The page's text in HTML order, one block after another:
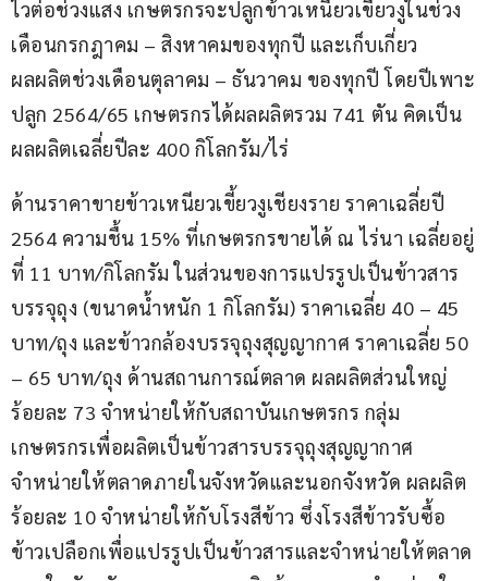
ไวต่อช่วงแสง เกษตรกรจะปลูกข้าวเหนียวเขี้ยวงูในช่วง
เดือนกรกฎาคม – สิงหาคมของทุกปี และเก็บเกี่ยว
ผลผลิตช่วงเดือนตุลาคม – ธันวาคม ของทุกปี โดยปีเพาะ
ปลูก 2564/65 เกษตรกรได้ผลผลิตรวม 741 ตัน คิดเป็น
ผลผลิตเฉลี่ยปีละ 400 กิโลกรัม/ไร่
ด้านราคาขายข้าวเหนียวเขี้ยวงูเชียงราย ราคาเฉลี่ยปี
2564 ความชื้น 15% ที่เกษตรกรขายได้ ณ ไร่นา เฉลี่ยอยู่
ที่ 11 บาท/กิโลกรัม ในส่วนของการแปรรูปเป็นข้าวสาร
บรรจุถุง (ขนาดน้ำหนัก 1 กิโลกรัม) ราคาเฉลี่ย 40 – 45
บาท/ถุง และข้าวกล้องบรรจุถุงสุญญากาศ ราคาเฉลี่ย 50
– 65 บาท/ถุง ด้านสถานการณ์ตลาด ผลผลิตส่วนใหญ่
ร้อยละ 73 จำหน่ายให้กับสถาบันเกษตรกร กลุ่ม
เกษตรกรเพื่อผลิตเป็นข้าวสารบรรจุถุงสุญญากาศ
จำหน่ายให้ตลาดภายในจังหวัดและนอกจังหวัด ผลผลิต
ร้อยละ 10 จำหน่ายให้กับโรงสีข้าว ซึ่งโรงสีข้าวรับซื้อ
ข้าวเปลือกเพื่อแปรรูปเป็นข้าวสารและจำหน่ายให้ตลาด